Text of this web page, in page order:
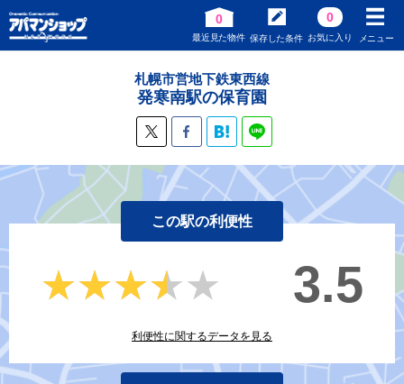
0
最近見た物件 保存した条件
0
お気に入り メニュー
札幌市営地下鉄東西線
発寒南駅の保育園
この駅の利便性
★★★★★
★★★★★ 3.5
利便性に関するデータを見る